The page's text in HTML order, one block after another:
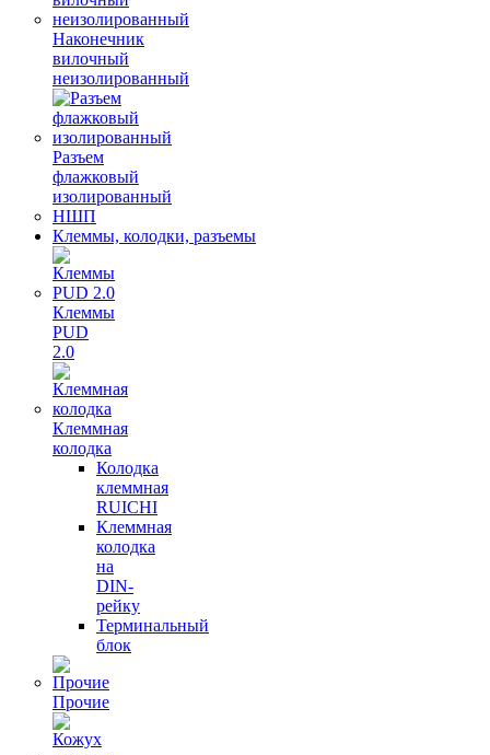
Наконечник
вилочный
неизолированный
Разъем
флажковый
изолированный
НШП
Клеммы, колодки, разъемы
Клеммы
PUD
2.0
Клеммная
колодка
Колодка
клеммная
RUICHI
Клеммная
колодка
на
DIN-
рейку
Терминальный
блок
Прочие